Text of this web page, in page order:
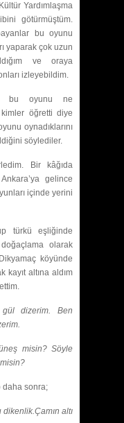
Yardımlaşma
götürmüştüm.
bu oyunu
yaparak çok uzun
ve oraya
izleyebildim.
bu oyunu ne
öğretti diye
oynadıklarını
söylediler.
Bir kâğıda
gelince
içinde yerini
türkü eşliğinde
olarak
köyünde
kayıt altına aldım
dizerim. Ben
misin? Söyle
daha sonra;
altı